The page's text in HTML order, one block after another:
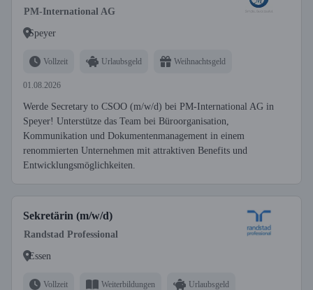
PM-International AG
Speyer
Vollzeit Urlaubsgeld Weihnachtsgeld
01.08.2026
Werde Secretary to CSOO (m/w/d) bei PM-International AG in
Speyer! Unterstütze das Team bei Büroorganisation,
Kommunikation und Dokumentenmanagement in einem
renommierten Unternehmen mit attraktiven Benefits und
Entwicklungsmöglichkeiten.
Sekretärin (m/w/d)
Randstad Professional
Essen
Vollzeit Weiterbildungen Urlaubsgeld